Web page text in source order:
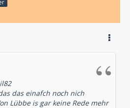
das einafch noch nich
Lübbe is gar keine Rede mehr